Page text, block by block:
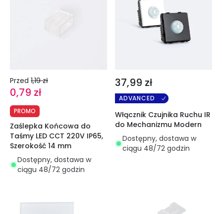
Przed 1,19 zł
0,79 zł
PROMO
Zaślepka Końcowa do
Taśmy LED CCT 220V IP65,
Szerokość 14 mm
Dostępny, dostawa w
ciągu 48/72 godzin
37,99 zł
ADVANCED
Włącznik Czujnika Ruchu IR
do Mechanizmu Modern
Dostępny, dostawa w
ciągu 48/72 godzin